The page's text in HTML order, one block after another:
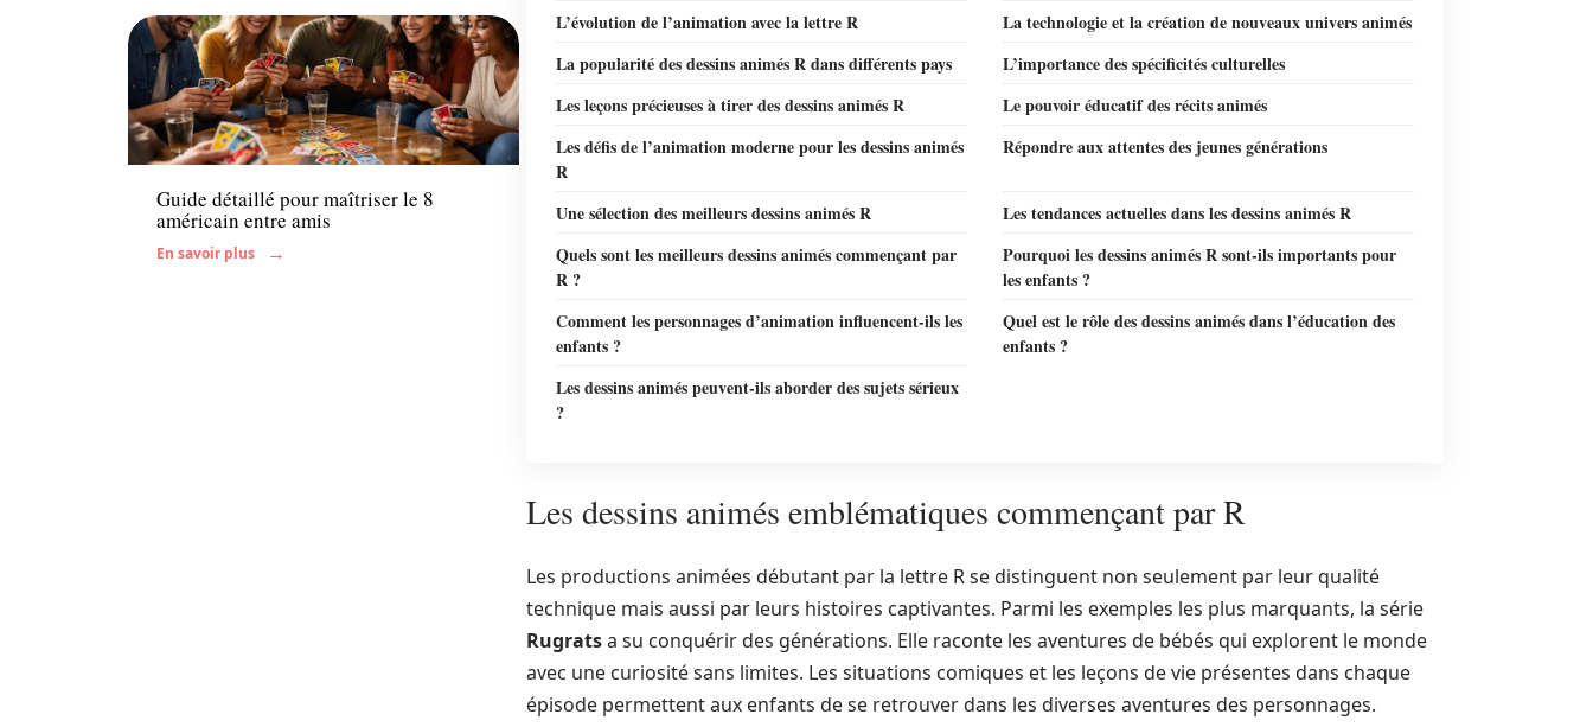
Famille
Guide détaillé pour maîtriser le 8
américain entre amis
En savoir plus
L’évolution de l’animation avec la lettre R
La technologie et la création de nouveaux univers animés
La popularité des dessins animés R dans différents pays
L’importance des spécificités culturelles
Les leçons précieuses à tirer des dessins animés R
Le pouvoir éducatif des récits animés
Les défis de l’animation moderne pour les dessins animés
R
Répondre aux attentes des jeunes générations
Une sélection des meilleurs dessins animés R
Les tendances actuelles dans les dessins animés R
Quels sont les meilleurs dessins animés commençant par
R ?
Pourquoi les dessins animés R sont-ils importants pour
les enfants ?
Comment les personnages d’animation influencent-ils les
enfants ?
Quel est le rôle des dessins animés dans l’éducation des
enfants ?
Les dessins animés peuvent-ils aborder des sujets sérieux
?
Les dessins animés emblématiques commençant par R
Les productions animées débutant par la lettre R se distinguent non seulement par leur qualité
technique mais aussi par leurs histoires captivantes. Parmi les exemples les plus marquants, la série
Rugratsa su conquérir des générations. Elle raconte les aventures de bébés qui explorent le monde
avec une curiosité sans limites. Les situations comiques et les leçons de vie présentes dans chaque
épisode permettent aux enfants de se retrouver dans les diverses aventures des personnages.